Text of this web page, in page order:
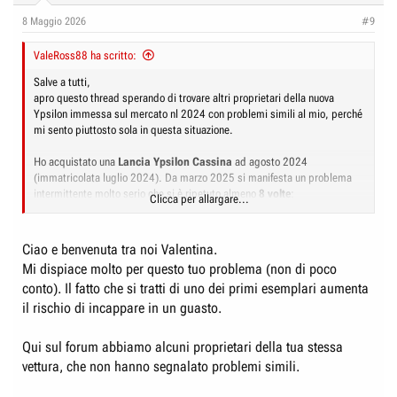
s
8 Maggio 2026 #9
ValeRoss88 ha scritto:
Salve a tutti,
apro questo thread sperando di trovare altri proprietari della nuova
Ypsilon immessa sul mercato nl 2024 con problemi simili al mio, perché
mi sento piuttosto sola in questa situazione.
Ho acquistato una Lancia Ypsilon Cassina ad agosto 2024
(immatricolata luglio 2024). Da marzo 2025 si manifesta un problema
intermittente molto serio che si è ripetuto almeno 8 volte
marcia inseribile, nessun comando risponde, acceleratore inerte. Non si
riesce nemmeno a spegnere. Va in una sorta di standby e si resetta da
sola dopo diverse ore. In un'occasione ilquadro si è spento mentre
stavo guidando.
apparente correlazione con temperatura, percorrenza o altre condizioni.
Ho portato la macchina in assistenzadiverse volte (settembre 2025,
Clicca per allargare...
Ciao e benvenuta tra noi Valentina.
Mi dispiace molto per questo tuo problema (non di poco
conto). Il fatto che si tratti di uno dei primi esemplari aumenta
il rischio di incappare in un guasto.
Qui sul forum abbiamo alcuni proprietari della tua stessa
vettura, che non hanno segnalato problemi simili.